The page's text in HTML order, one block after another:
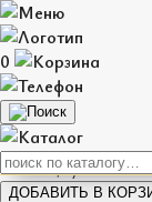
0
Диаметр диска
1 700 ₽/сутки
ДОБАВИТЬ В